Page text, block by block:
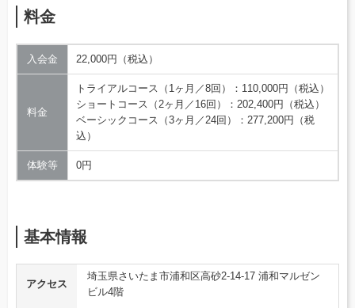
料金
入会金 22,000円（税込）
料金
トライアルコース（1ヶ月／8回）：110,000円（税込）
ショートコース（2ヶ月／16回）：202,400円（税込）
ベーシックコース（3ヶ月／24回）：277,200円（税
込）
体験等 0円
基本情報
アクセス
埼玉県さいたま市浦和区高砂2-14-17 浦和マルゼン
ビル4階